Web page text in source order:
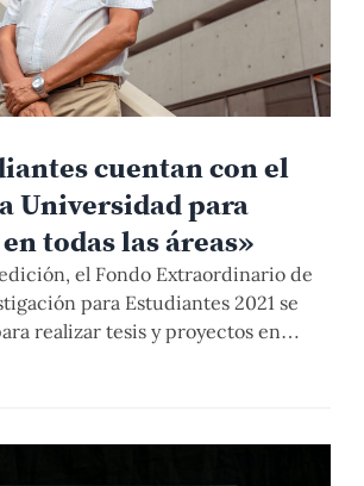
cuentan con el
Universidad para
todas las áreas»
el Fondo Extraordinario de
para Estudiantes 2021 se
realizar tesis y proyectos en
El vicerrector del VRI, Dr. Aldo